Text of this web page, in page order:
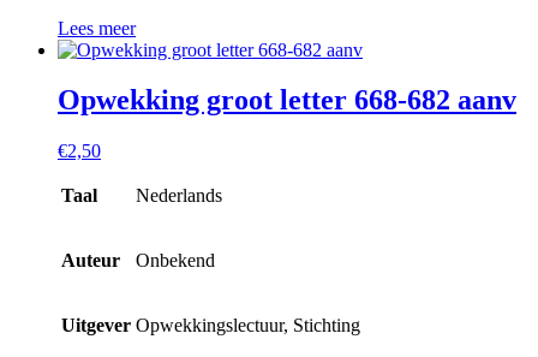
Lees meer
Opwekking groot letter 668-682 aanv
€2,50
Taal Nederlands
Auteur Onbekend
Uitgever Opwekkingslectuur, Stichting